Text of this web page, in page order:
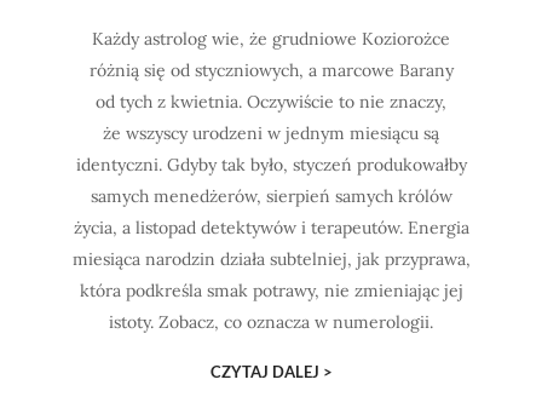
Każdy astrolog wie, że grudniowe Koziorożce
różnią się od styczniowych, a marcowe Barany
od tych z kwietnia. Oczywiście to nie znaczy,
że wszyscy urodzeni w jednym miesiącu są
identyczni. Gdyby tak było, styczeń produkowałby
samych menedżerów, sierpień samych królów
życia, a listopad detektywów i terapeutów. Energia
miesiąca narodzin działa subtelniej, jak przyprawa,
która podkreśla smak potrawy, nie zmieniając jej
istoty. Zobacz, co oznacza w numerologii.
CZYTAJ DALEJ >